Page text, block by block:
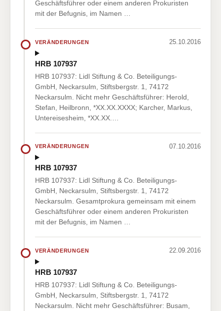
Geschäftsführer oder einem anderen Prokuristen
mit der Befugnis, im Namen …
VERÄNDERUNGEN 25.10.2016
HRB 107937
HRB 107937: Lidl Stiftung & Co. Beteiligungs-
GmbH, Neckarsulm, Stiftsbergstr. 1, 74172
Neckarsulm. Nicht mehr Geschäftsführer: Herold,
Stefan, Heilbronn, *XX.XX.XXXX; Karcher, Markus,
Untereisesheim, *XX.XX.…
VERÄNDERUNGEN 07.10.2016
HRB 107937
HRB 107937: Lidl Stiftung & Co. Beteiligungs-
GmbH, Neckarsulm, Stiftsbergstr. 1, 74172
Neckarsulm. Gesamtprokura gemeinsam mit einem
Geschäftsführer oder einem anderen Prokuristen
mit der Befugnis, im Namen …
VERÄNDERUNGEN 22.09.2016
HRB 107937
HRB 107937: Lidl Stiftung & Co. Beteiligungs-
GmbH, Neckarsulm, Stiftsbergstr. 1, 74172
Neckarsulm. Nicht mehr Geschäftsführer: Busam,